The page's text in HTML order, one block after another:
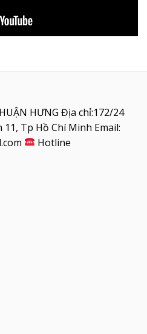
HƯNG Địa chỉ:172/24
Tp Hồ Chí Minh Email:
Hotline